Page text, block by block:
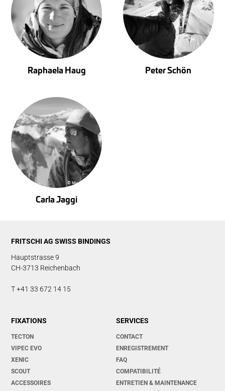
Raphaela Haug Peter Schön
Carla Jaggi
FRITSCHI AG SWISS BINDINGS
Hauptstrasse 9
CH-3713 Reichenbach
T +41 33 672 14 15
FIXATIONS
TECTON
VIPEC EVO
XENIC
SCOUT
ACCESSOIRES
SERVICES
CONTACT
ENREGISTREMENT
FAQ
COMPATIBILITÉ
ENTRETIEN & MAINTENANCE